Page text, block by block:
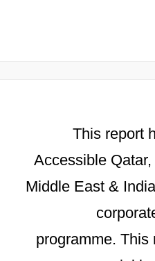
This report
Accessible
Middle East &
programme. This